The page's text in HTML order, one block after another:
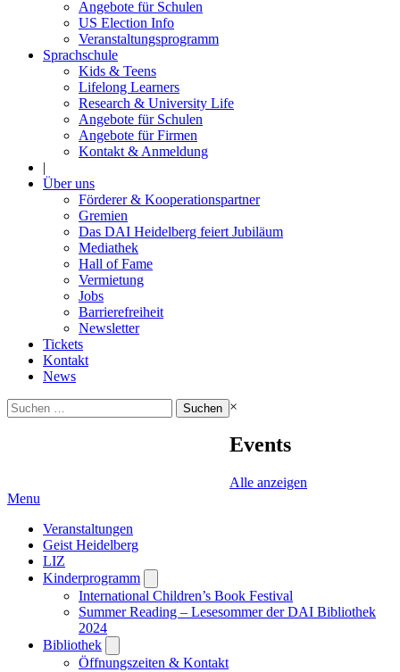
Angebote für Schulen
US Election Info
Veranstaltungsprogramm
Sprachschule
Kids & Teens
Lifelong Learners
Research & University Life
Angebote für Schulen
Angebote für Firmen
Kontakt & Anmeldung
|
Über uns
Förderer & Kooperationspartner
Gremien
Das DAI Heidelberg feiert Jubiläum
Mediathek
Hall of Fame
Vermietung
Jobs
Barrierefreiheit
Newsletter
Tickets
Kontakt
News
Suchen
nach:
×
Events
Alle anzeigen
Menu
Veranstaltungen
Geist Heidelberg
LIZ
Kinderprogramm
submenu
International Children’s Book Festival
Summer Reading – Lesesommer der DAI Bibliothek
2024
Bibliothek
submenu
Öffnungszeiten & Kontakt